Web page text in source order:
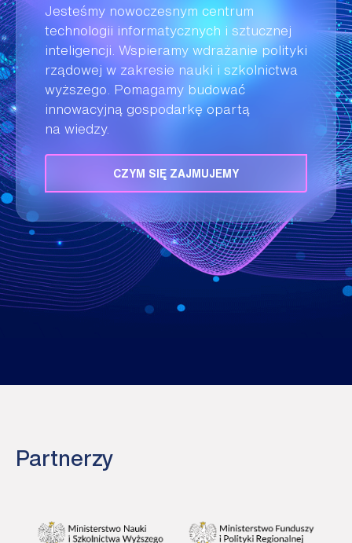
Jesteśmy nowoczesnym centrum
technologii informatycznych i sztucznej
inteligencji. Wspieramy wdrażanie polityki
rządowej w zakresie nauki i szkolnictwa
wyższego. Pomagamy budować
innowacyjną gospodarkę opartą
na wiedzy.
CZYM SIĘ ZAJMUJEMY
Partnerzy